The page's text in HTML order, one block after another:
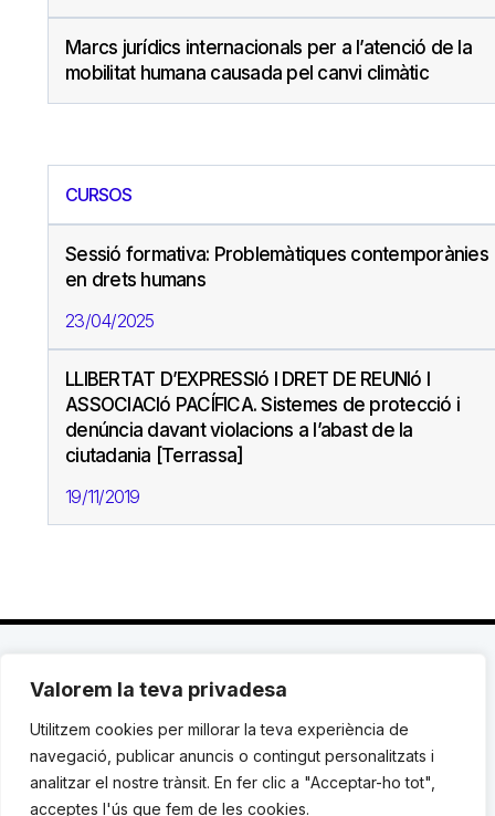
Valorem la teva privadesa
Utilitzem cookies per millorar la teva experiència de
navegació, publicar anuncis o contingut personalitzats i
analitzar el nostre trànsit. En fer clic a "Acceptar-ho tot",
acceptes l'ús que fem de les cookies.
Marcs jurídics internacionals per a l’atenció de la
mobilitat humana causada pel canvi climàtic
CURSOS
Sessió formativa: Problemàtiques contemporànies
en drets humans
23/04/2025
LLIBERTAT D’EXPRESSIó I DRET DE REUNIó I
ASSOCIACIó PACÍFICA. Sistemes de protecció i
denúncia davant violacions a l’abast de la
ciutadania [Terrassa]
19/11/2019
C. Avinyó 44, 2n | 08002 Barcelona |
119 03 72|institut@idhc.org
© Institut de Drets Humans de Catalunya.